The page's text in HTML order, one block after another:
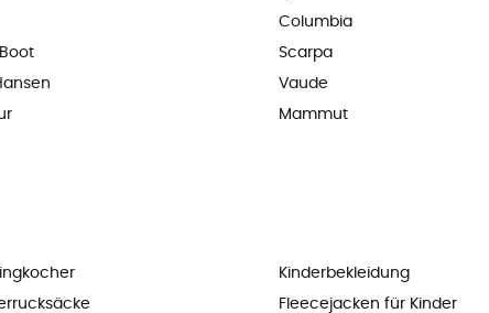
Columbia
Scarpa
Vaude
Mammut
Kinderbekleidung
Fleecejacken für Kinder